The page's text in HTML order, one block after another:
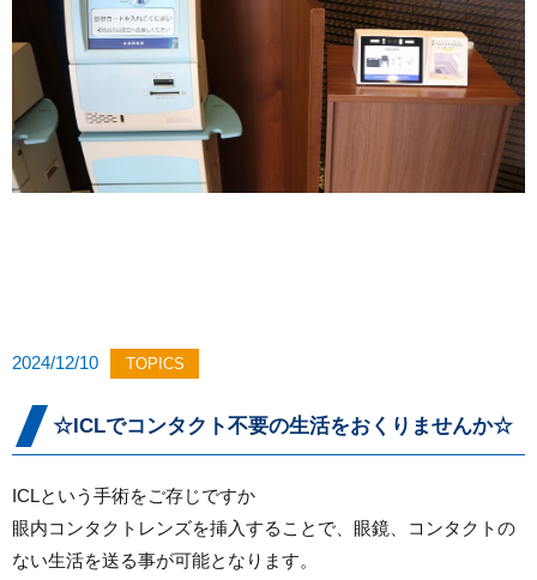
2024/12/10 TOPICS
☆ICLでコンタクト不要の生活をおくりませんか☆
ICLという手術をご存じですか
眼内コンタクトレンズを挿入することで、眼鏡、コンタクトの
ない生活を送る事が可能となります。